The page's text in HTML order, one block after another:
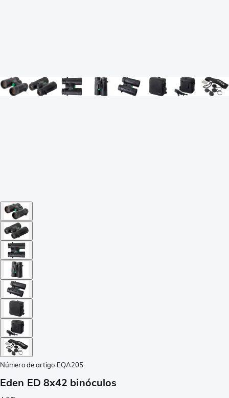
Número de artigo EQA205
Eden ED 8x42 binóculos